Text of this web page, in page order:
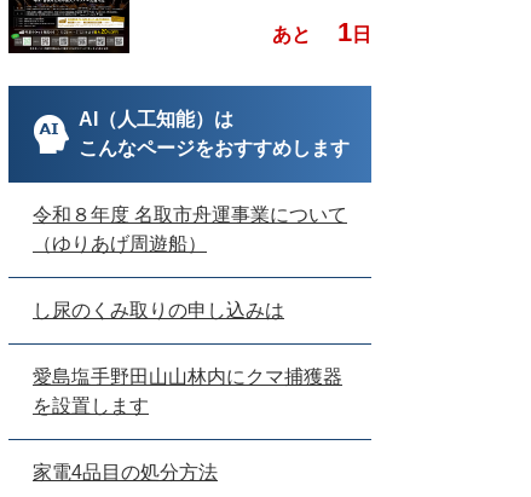
あと 1 日
AI（人工知能）は
こんなページをおすすめします
令和８年度 名取市舟運事業について
（ゆりあげ周遊船）
し尿のくみ取りの申し込みは
愛島塩手野田山山林内にクマ捕獲器
を設置します
家電4品目の処分方法